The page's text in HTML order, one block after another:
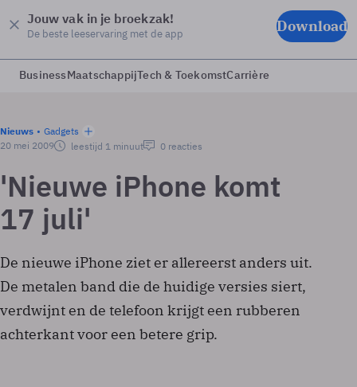
Jouw vak in je broekzak!
De beste leeservaring met de app Download
BusinessMaatschappijTech & ToekomstCarrière
Nieuws
Gadgets
20 mei 2009
leestijd 1 minuut 0 reacties
'Nieuwe iPhone komt
17 juli'
De nieuwe iPhone ziet er allereerst anders uit.
De metalen band die de huidige versies siert,
verdwijnt en de telefoon krijgt een rubberen
achterkant voor een betere grip.